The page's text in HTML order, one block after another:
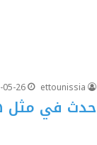
ettounissia
05-26
حدث في مثل